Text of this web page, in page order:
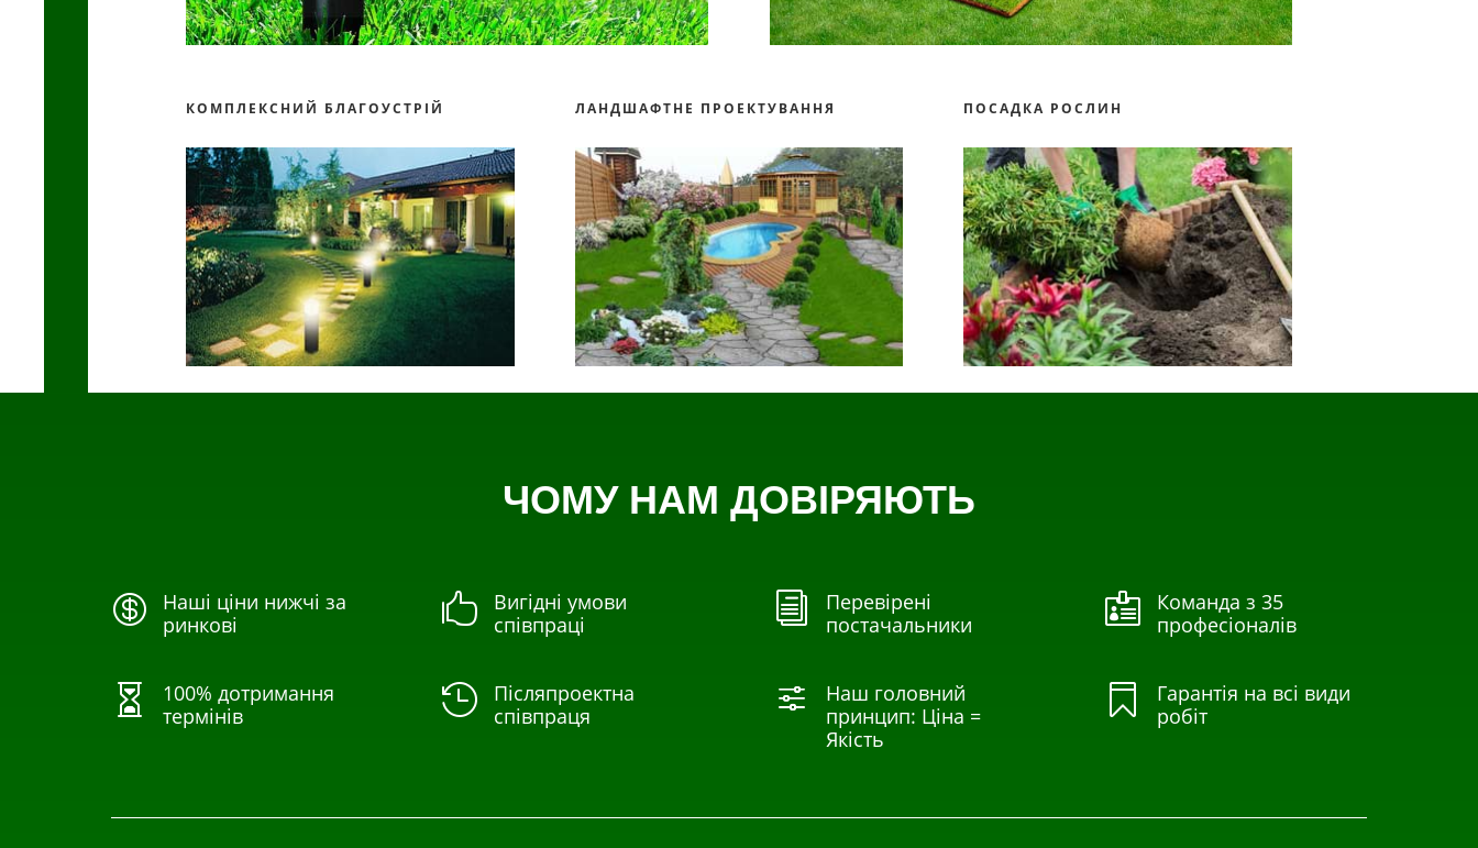
КОМПЛЕКСНИЙ БЛАГОУСТРІЙ ЛАНДШАФТНЕ ПРОЕКТУВАННЯ ПОСАДКА РОСЛИН
ЧОМУ НАМ ДОВІРЯЮТЬ

Наші ціни нижчі за
ринкові

100% дотримання
термінів

Вигідні умови
співпраці

Післяпроектна
співпраця
i
Перевірені
постачальники
f
Наш головний
принцип: Ціна =
Якість

Команда з 35
професіоналів

Гарантія на всі види
робіт